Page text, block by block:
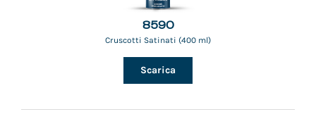
8590
Cruscotti Satinati (400 ml)
Scarica